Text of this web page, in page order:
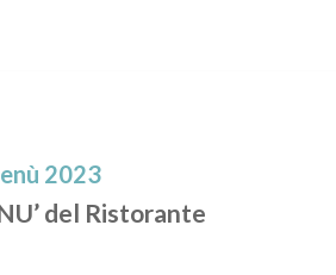
2023
del Ristorante